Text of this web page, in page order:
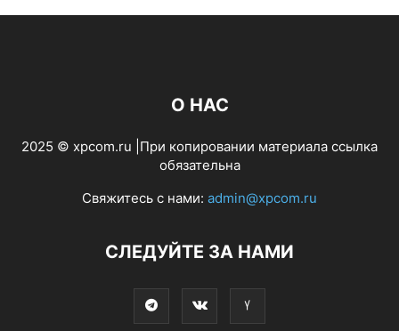
О НАС
2025 © xpcom.ru |При копировании материала ссылка
обязательна
Свяжитесь с нами: admin@xpcom.ru
СЛЕДУЙТЕ ЗА НАМИ